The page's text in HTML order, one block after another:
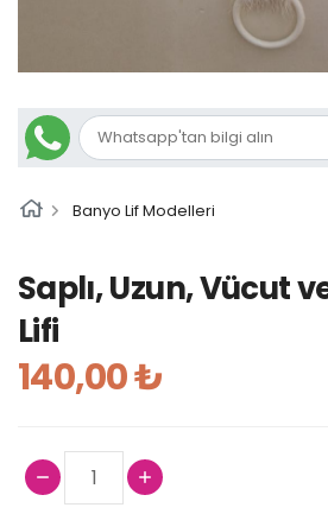
Banyo Lif Modelleri
Saplı, Uzun, Vücut
Lifi
140,00 ₺